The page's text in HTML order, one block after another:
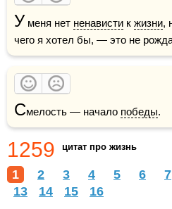
У меня нет ненависти к жизни,
чего я хотел бы, — это не
Смелость — начало победы.
1259 цитат про жизнь
1 2 3 4 5 6 7
13
14 15 16